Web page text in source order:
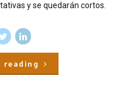
y se quedarán cortos.
reading